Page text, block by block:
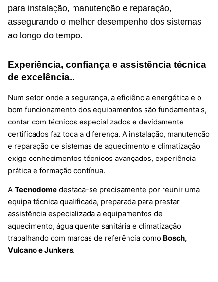
para instalação, manutenção e reparação,
assegurando o melhor desempenho dos sistemas
ao longo do tempo.
Experiência, confiança e assistência técnica
de excelência..
Num setor onde a segurança, a eficiência energética e o
bom funcionamento dos equipamentos são fundamentais,
contar com técnicos especializados e devidamente
certificados faz toda a diferença. A instalação, manutenção
e reparação de sistemas de aquecimento e climatização
exige conhecimentos técnicos avançados, experiência
prática e formação contínua.
A Tecnodome destaca-se precisamente por reunir uma
equipa técnica qualificada, preparada para prestar
assistência especializada a equipamentos de
aquecimento, água quente sanitária e climatização,
trabalhando com marcas de referência como Bosch,
Vulcano e Junkers.